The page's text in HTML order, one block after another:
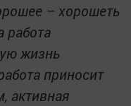
– хорошеть
работа
жизнь
приносит
активная